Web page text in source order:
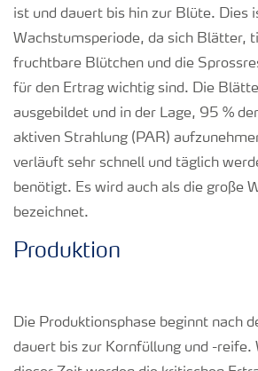
ist und dauert bis hin zur Blüte. Dies
Wachstumsperiode, da sich Blätter,
fruchtbare Blütchen und die
für den Ertrag wichtig sind. Die
ausgebildet und in der Lage, 95 %
aktiven Strahlung (PAR)
verläuft sehr schnell und täglich
benötigt. Es wird auch als die große
bezeichnet.
Produktion
Die Produktionsphase beginnt nach
dauert bis zur Kornfüllung und -reife.